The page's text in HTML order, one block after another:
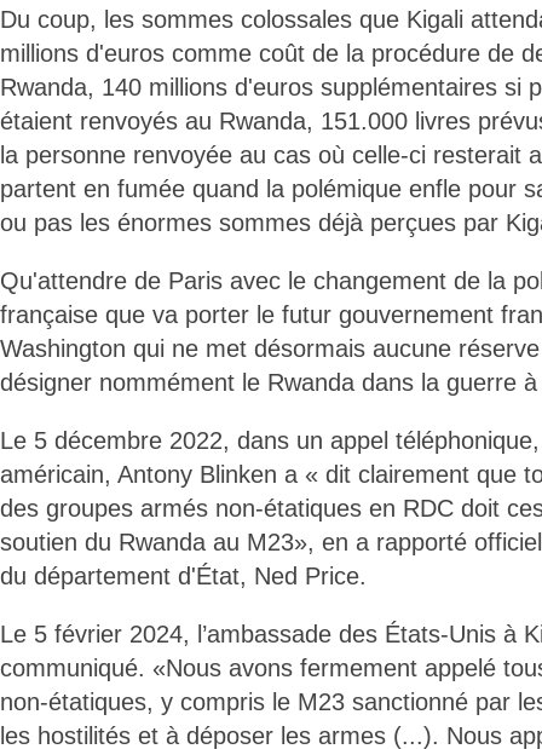
Du coup, les sommes colossales que Kigali
millions d'euros comme coût de la procédure de
Rwanda, 140 millions d'euros supplémentaires si
étaient renvoyés au Rwanda, 151.000 livres
la personne renvoyée au cas où celle-ci resterait
partent en fumée quand la polémique enfle pour
ou pas les énormes sommes déjà perçues par
Qu'attendre de Paris avec le changement de la
française que va porter le futur gouvernement
Washington qui ne met désormais aucune
désigner nommément le Rwanda dans la guerre
Le 5 décembre 2022, dans un appel
américain, Antony Blinken a « dit clairement que
des groupes armés non-étatiques en RDC doit
soutien du Rwanda au M23», en a rapporté
du département d'État, Ned Price.
Le 5 février 2024, l’ambassade des États-Unis à
communiqué. «Nous avons fermement appelé
non-étatiques, y compris le M23 sanctionné par
les hostilités et à déposer les armes (...). Nous